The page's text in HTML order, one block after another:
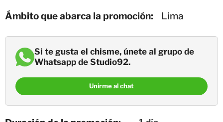
Ámbito que abarca la promoción: Lima
Si te gusta el chisme, únete al grupo de
Whatsapp de Studio92.
Unirme al chat